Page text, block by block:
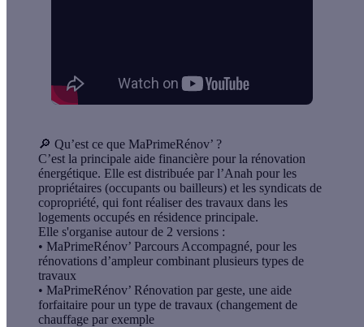
🔎 Qu’est ce que MaPrimeRénov’ ?
C’est la principale aide financière pour la rénovation
énergétique. Elle est distribuée par l’Anah pour les
propriétaires (occupants ou bailleurs) et les syndicats de
copropriété, qui font réaliser des travaux dans les
logements occupés en résidence principale.
Elle s'organise autour de 2 versions :
• MaPrimeRénov’ Parcours Accompagné, pour les
rénovations d’ampleur combinant plusieurs types de
travaux
• MaPrimeRénov’ Rénovation par geste, une aide
forfaitaire pour un type de travaux (changement de
chauffage par exemple